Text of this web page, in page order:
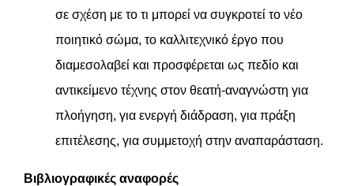
σε σχέση με το τι μπορεί να συγκροτεί το νέο
ποιητικό σώμα, το καλλιτεχνικό έργο που
διαμεσολαβεί και προσφέρεται ως πεδίο και
αντικείμενο τέχνης στον θεατή-αναγνώστη για
πλοήγηση, για ενεργή διάδραση, για πράξη
επιτέλεσης, για συμμετοχή στην αναπαράσταση.
Βιβλιογραφικές αναφορές